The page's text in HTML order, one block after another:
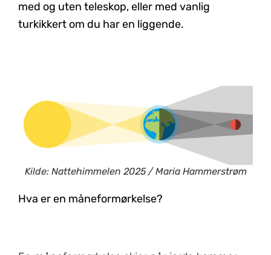
med og uten teleskop, eller med vanlig
turkikkert om du har en liggende.
Kilde: Nattehimmelen 2025 / Maria Hammerstrøm
Hva er en måneformørkelse?